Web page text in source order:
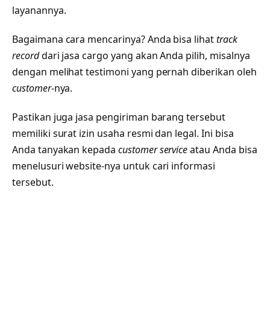
layanannya.
Bagaimana cara mencarinya? Anda bisa lihattrack
recorddari jasa cargo yang akan Anda pilih, misalnya
dengan melihat testimoni yang pernah diberikan oleh
customer-nya.
Pastikan juga jasa pengiriman barang tersebut
memiliki surat izin usaha resmi dan legal. Ini bisa
Anda tanyakan kepada customer serviceatau Anda bisa
menelusuri website-nya untuk cari informasi
tersebut.